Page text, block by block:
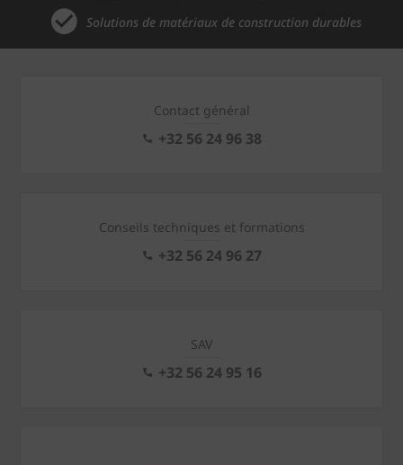
Solutions de matériaux de construction durables
Contact général
+32 56 24 96 38
Conseils techniques et formations
+32 56 24 96 27
SAV
+32 56 24 95 16